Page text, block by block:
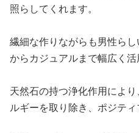
照らしてくれます。
繊細な作りながらも男性ら
からカジュアルまで幅広く活
天然石の持つ浄化作用によ
ルギーを取り除き、ポジティ